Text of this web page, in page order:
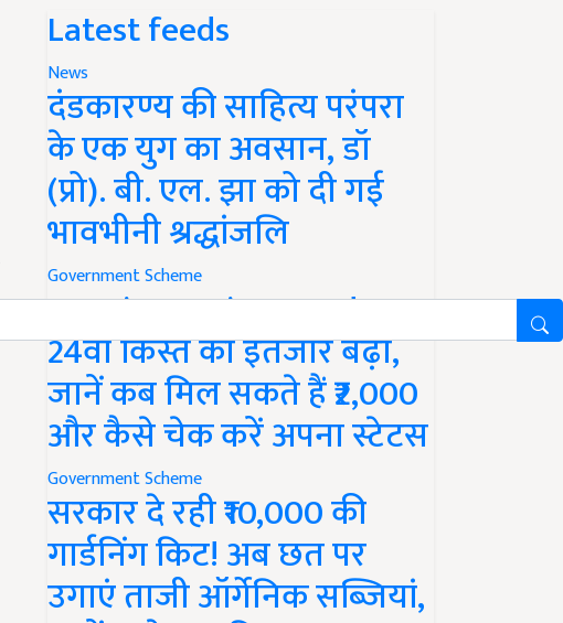
Latest feeds
News
दंडकारण्य की साहित्य परंपरा
के एक युग का अवसान, डॉ
(प्रो). बी. एल. झा को दी गई
भावभीनी श्रद्धांजलि
Government Scheme
PM Kisan Yojana Update:
24वीं किस्त का इंतजार बढ़ा,
जानें कब मिल सकते हैं ₹2,000
और कैसे चेक करें अपना स्टेटस
Government Scheme
सरकार दे रही ₹10,000 की
गार्डनिंग किट! अब छत पर
उगाएं ताजी ऑर्गेनिक सब्जियां,